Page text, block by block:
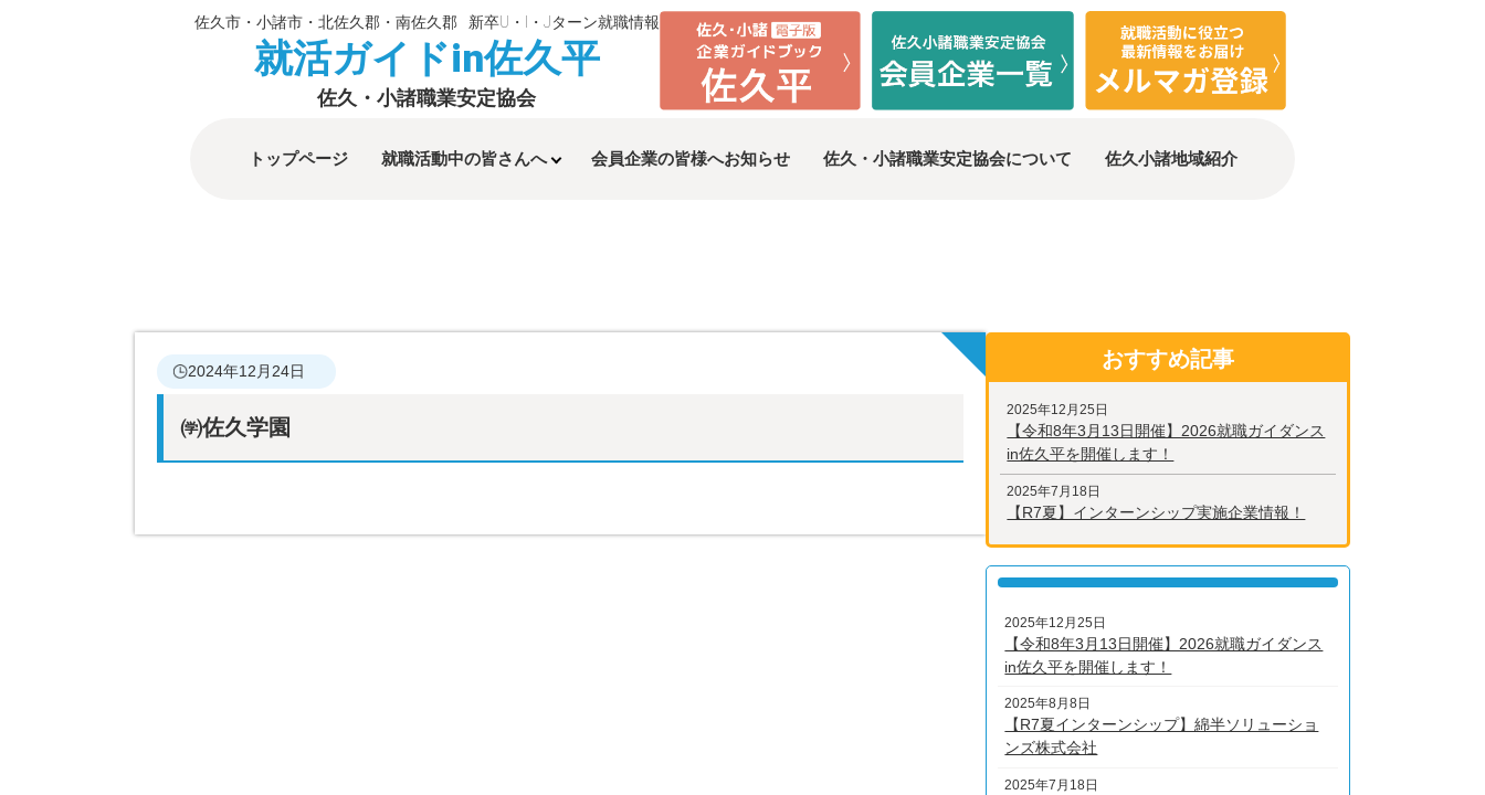
佐久市・小諸市・北佐久郡・南佐久郡 新卒U・I・Jターン就職情報
就活ガイドin佐久平
佐久・小諸職業安定協会
トップページ 就職活動中の皆さんへ 会員企業の皆様へお知らせ 佐久・小諸職業安定協会について 佐久小諸地域紹介
2024年12月24日
㈻佐久学園
おすすめ記事
2025年12月25日
【令和8年3月13日開催】2026就職ガイダンス
in佐久平を開催します！
2025年7月18日
【R7夏】インターンシップ実施企業情報！
2025年12月25日
【令和8年3月13日開催】2026就職ガイダンス
in佐久平を開催します！
2025年8月8日
【R7夏インターンシップ】綿半ソリューショ
ンズ株式会社
2025年7月18日